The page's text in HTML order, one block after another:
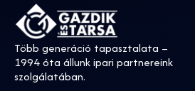
Több generáció tapasztalata –
1994 óta állunk ipari partnereink
szolgálatában.